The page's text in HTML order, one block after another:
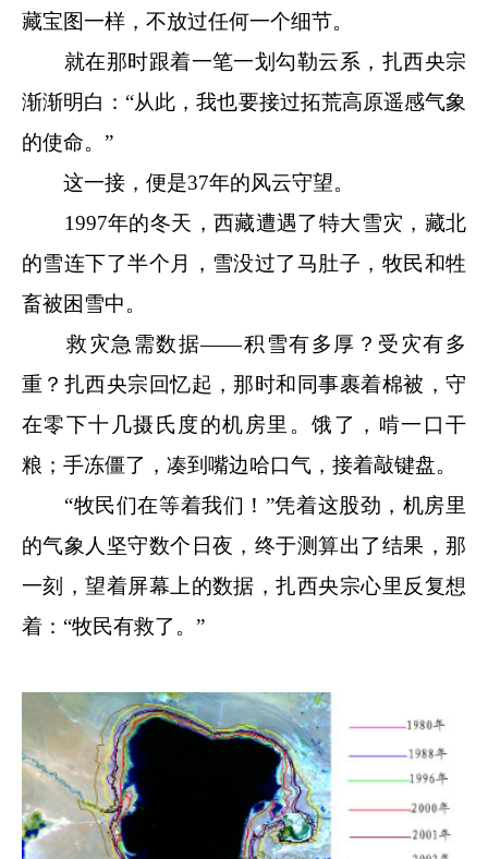
藏宝图一样，不放过任何一个细节。
就在那时跟着一笔一划勾勒云系，扎西央宗
渐渐明白：“从此，我也要接过拓荒高原遥感气象
的使命。”
这一接，便是37年的风云守望。
1997年的冬天，西藏遭遇了特大雪灾，藏北
的雪连下了半个月，雪没过了马肚子，牧民和牲
畜被困雪中。
救灾急需数据——积雪有多厚？受灾有多
重？扎西央宗回忆起，那时和同事裹着棉被，守
在零下十几摄氏度的机房里。饿了，啃一口干
粮；手冻僵了，凑到嘴边哈口气，接着敲键盘。
“牧民们在等着我们！”凭着这股劲，机房里
的气象人坚守数个日夜，终于测算出了结果，那
一刻，望着屏幕上的数据，扎西央宗心里反复想
着：“牧民有救了。”